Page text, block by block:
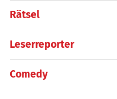
Rätsel
Leserreporter
Comedy